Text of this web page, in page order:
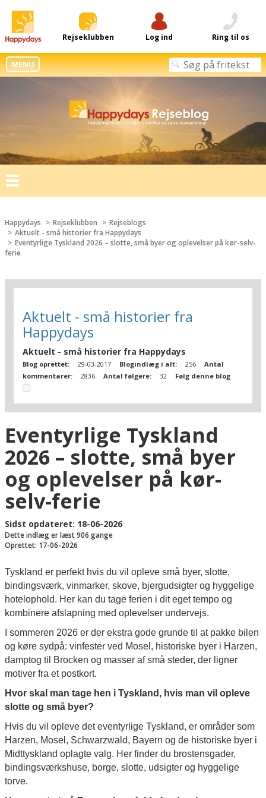
Rejseklubben Log ind Ring til os
MENU
Toggle
navigation
Happydays Rejseklubben
Rejseblogs
Aktuelt - små historier fra Happydays
Eventyrlige Tyskland 2026 – slotte, små byer og oplevelser på kør-selv-
ferie
Aktuelt - små historier fra
Happydays
Aktuelt - små historier fra Happydays
Blog oprettet: 29-03-2017 Blogindlæg i alt: 256
Antal
kommentarer:
2836 Antal følgere: 32 Følg denne blog
Eventyrlige Tyskland
2026 – slotte, små byer
og oplevelser på kør-
selv-ferie
Sidst opdateret: 18-06-2026
Dette indlæg er læst 906 gange
Oprettet: 17-06-2026
Tyskland er perfekt hvis du vil opleve små byer, slotte,
bindingsværk, vinmarker, skove, bjergudsigter og hyggelige
hotelophold. Her kan du tage ferien i dit eget tempo og
kombinere afslapning med oplevelser undervejs.
I sommeren 2026 er der ekstra gode grunde til at pakke bilen
og køre sydpå: vinfester ved Mosel, historiske byer i Harzen,
damptog til Brocken og masser af små steder, der ligner
motiver fra et postkort.
Hvor skal man tage hen i Tyskland, hvis man vil opleve
slotte og små byer?
Hvis du vil opleve det eventyrlige Tyskland, er områder som
Harzen, Mosel, Schwarzwald, Bayern og de historiske byer i
Midttyskland oplagte valg. Her finder du brostensgader,
bindingsværkshuse, borge, slotte, udsigter og hyggelige
torve.